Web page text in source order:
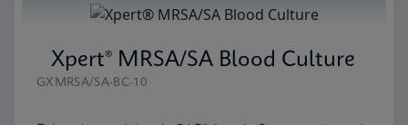
Xpert® MRSA/SA Blood Culture
GXMRSA/SA-BC-10